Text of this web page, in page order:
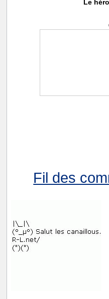
Le
Fil des